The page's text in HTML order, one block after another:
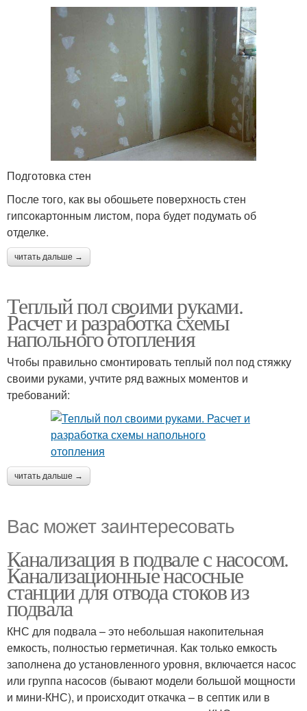
Подготовка стен
После того, как вы обошьете поверхность стен
гипсокартонным листом, пора будет подумать об
отделке.
читать дальше →
Теплый пол своими руками.
Расчет и разработка схемы
напольного отопления
Чтобы правильно смонтировать теплый пол под стяжку
своими руками, учтите ряд важных моментов и
требований:
читать дальше →
Вас может заинтересовать
Канализация в подвале с насосом.
Канализационные насосные
станции для отвода стоков из
подвала
КНС для подвала – это небольшая накопительная
емкость, полностью герметичная. Как только емкость
заполнена до установленного уровня, включается насос
или группа насосов (бывают модели большой мощности
и мини-КНС), и происходит откачка – в септик или в